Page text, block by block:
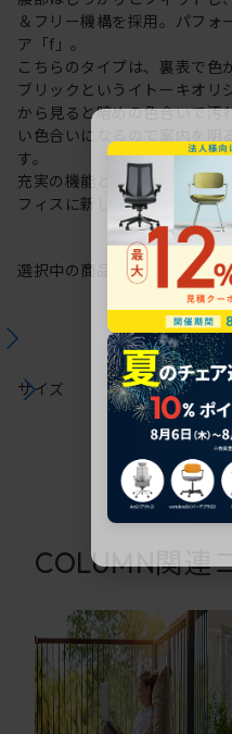
＆フリー機構を採用。パフォ
ア「f」。
こちらのタイプは、裏表で色
ブリックというイトーキオリ
から見ると暗めの色合いで汚
い色合いになるので室内を明
す。
充実の機能と一体となった透
フィスに新しい風を運びます。
選択中の商品情報 注意事
サイズ
COLUMN関連